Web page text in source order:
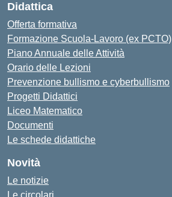
Didattica
Offerta formativa
Formazione Scuola-Lavoro (ex PCTO)
Piano Annuale delle Attività
Orario delle Lezioni
Prevenzione bullismo e cyberbullismo
Progetti Didattici
Liceo Matematico
Documenti
Le schede didattiche
Novità
Le notizie
Le circolari